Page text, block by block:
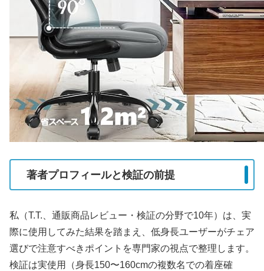
著者プロフィールと検証の前提
私（T.T.、通販商品レビュー・検証の分野で10年）は、実
際に使用してみた結果を踏まえ、低身長ユーザーがチェア
選びで注意すべきポイントを専門家の視点で整理します。
検証は実使用（身長150〜160cmの複数名での着座確